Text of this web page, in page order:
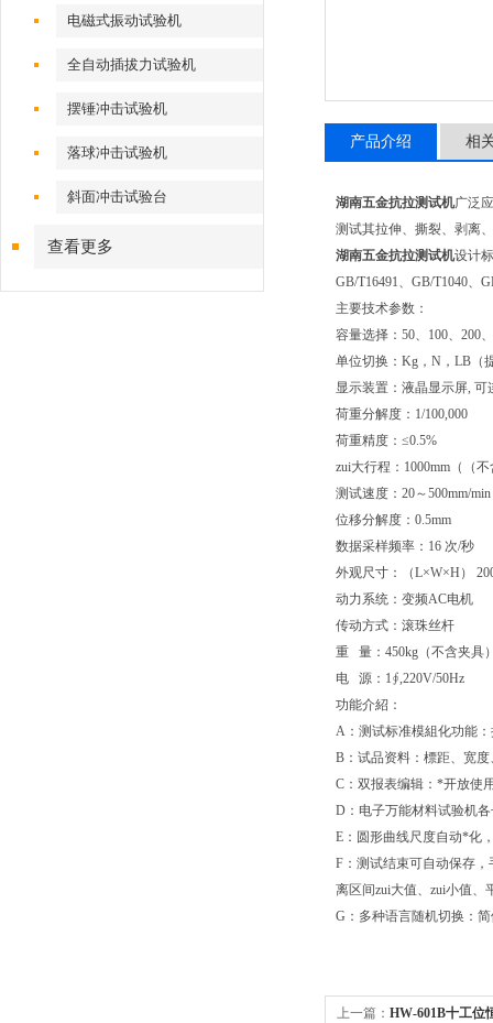
电磁式振动试验机
全自动插拔力试验机
摆锤冲击试验机
落球冲击试验机
斜面冲击试验台
查看更多
产品介绍 相
湖南五金抗拉测试机广泛
测试其拉伸、撕裂、剥离
湖南五金抗拉测试机设计
GB/T16491、GB/T1040、
主要技术参数：
容量选择：50、100、200
单位切换：Kg，N，LB（
显示装置：液晶显示屏,
荷重分解度：1/100,000
荷重精度：≤0.5%
zui大行程：1000mm（（
测试速度：20～500mm/
位移分解度：0.5mm
数据采样频率：16 次/秒
外观尺寸：（L×W×H）
动力系统：变频AC电机
传动方式：滚珠丝杆
重 量：450kg（不含夹具
电 源：1∮,220V/50Hz
功能介紹：
A：测试标准模組化功能
B：试品资料：標距、宽
C：双报表编辑：*开放使
D：电子万能材料试验机
E：圆形曲线尺度自动*
F：测试结束可自动保存
离区间zui大值、zui小值、
G：多种语言随机切换：
上一篇： HW-601B十工位